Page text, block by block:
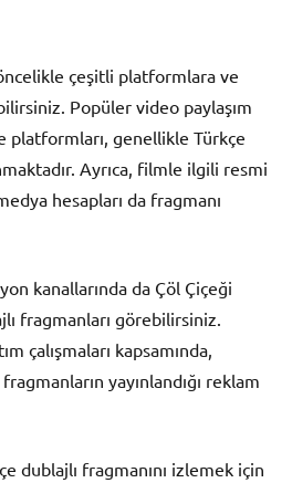
çeşitli platformlara ve
Popüler video paylaşım
genellikle Türkçe
Ayrıca, filmle ilgili resmi
hesapları da fragmanı
kanallarında da Çöl Çiçeği
fragmanları görebilirsiniz.
çalışmaları kapsamında,
yayınlandığı reklam
dublajlı fragmanını izlemek için